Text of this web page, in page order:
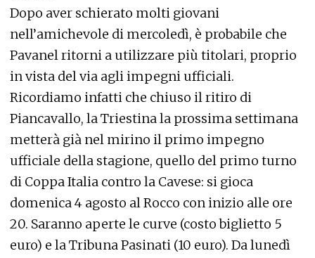
Dopo aver schierato molti giovani
nell’amichevole di mercoledì, è probabile che
Pavanel ritorni a utilizzare più titolari, proprio
in vista del via agli impegni ufficiali.
Ricordiamo infatti che chiuso il ritiro di
Piancavallo, la Triestina la prossima settimana
metterà già nel mirino il primo impegno
ufficiale della stagione, quello del primo turno
di Coppa Italia contro la Cavese: si gioca
domenica 4 agosto al Rocco con inizio alle ore
20. Saranno aperte le curve (costo biglietto 5
euro) e la Tribuna Pasinati (10 euro). Da lunedì